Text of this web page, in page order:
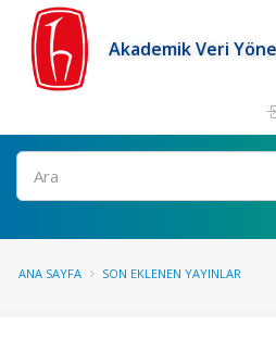
Akademik Veri
Ara
ANA SAYFA SON EKLENEN YAYINLAR